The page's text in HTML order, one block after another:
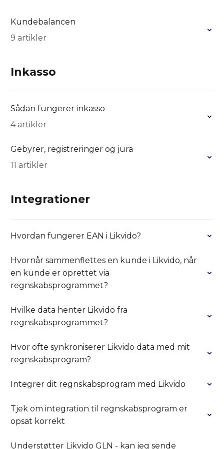
Kundebalancen
9 artikler
Inkasso
Sådan fungerer inkasso
4 artikler
Gebyrer, registreringer og jura
11 artikler
Integrationer
Hvordan fungerer EAN i Likvido?
Hvornår sammenflettes en kunde i Likvido, når
en kunde er oprettet via
regnskabsprogrammet?
Hvilke data henter Likvido fra
regnskabsprogrammet?
Hvor ofte synkroniserer Likvido data med mit
regnskabsprogram?
Integrer dit regnskabsprogram med Likvido
Tjek om integration til regnskabsprogram er
opsat korrekt
Understøtter Likvido GLN - kan jeg sende